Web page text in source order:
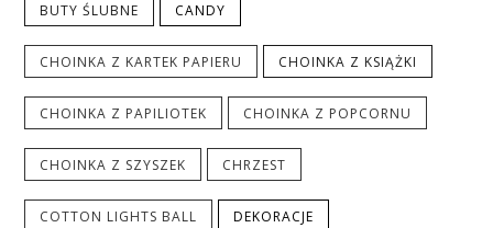
BUTY ŚLUBNE CANDY
CHOINKA Z KARTEK PAPIERU CHOINKA Z KSIĄŻKI
CHOINKA Z PAPILIOTEK CHOINKA Z POPCORNU
CHOINKA Z SZYSZEK CHRZEST
COTTON LIGHTS BALL DEKORACJE